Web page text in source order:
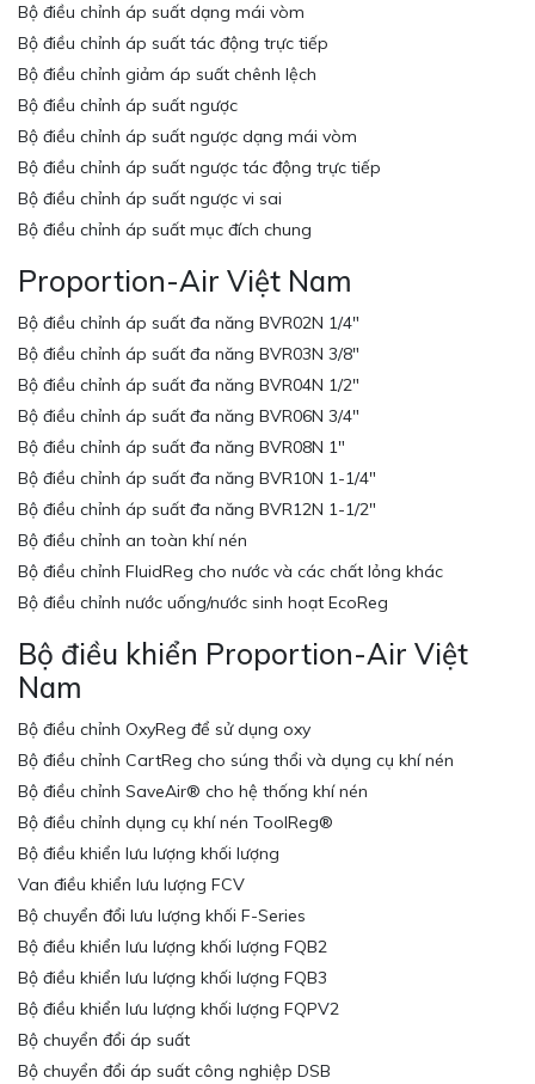
Bộ điều chỉnh áp suất dạng mái vòm
Bộ điều chỉnh áp suất tác động trực tiếp
Bộ điều chỉnh giảm áp suất chênh lệch
Bộ điều chỉnh áp suất ngược
Bộ điều chỉnh áp suất ngược dạng mái vòm
Bộ điều chỉnh áp suất ngược tác động trực tiếp
Bộ điều chỉnh áp suất ngược vi sai
Bộ điều chỉnh áp suất mục đích chung
Proportion-Air Việt Nam
Bộ điều chỉnh áp suất đa năng BVR02N 1/4″
Bộ điều chỉnh áp suất đa năng BVR03N 3/8″
Bộ điều chỉnh áp suất đa năng BVR04N 1/2″
Bộ điều chỉnh áp suất đa năng BVR06N 3/4″
Bộ điều chỉnh áp suất đa năng BVR08N 1″
Bộ điều chỉnh áp suất đa năng BVR10N 1-1/4″
Bộ điều chỉnh áp suất đa năng BVR12N 1-1/2″
Bộ điều chỉnh an toàn khí nén
Bộ điều chỉnh FluidReg cho nước và các chất lỏng khác
Bộ điều chỉnh nước uống/nước sinh hoạt EcoReg
Bộ điều khiển Proportion-Air Việt
Nam
Bộ điều chỉnh OxyReg để sử dụng oxy
Bộ điều chỉnh CartReg cho súng thổi và dụng cụ khí nén
Bộ điều chỉnh SaveAir® cho hệ thống khí nén
Bộ điều chỉnh dụng cụ khí nén ToolReg®
Bộ điều khiển lưu lượng khối lượng
Van điều khiển lưu lượng FCV
Bộ chuyển đổi lưu lượng khối F-Series
Bộ điều khiển lưu lượng khối lượng FQB2
Bộ điều khiển lưu lượng khối lượng FQB3
Bộ điều khiển lưu lượng khối lượng FQPV2
Bộ chuyển đổi áp suất
Bộ chuyển đổi áp suất công nghiệp DSB